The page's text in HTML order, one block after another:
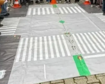
Giresun
Gümüşhane
Hakkari